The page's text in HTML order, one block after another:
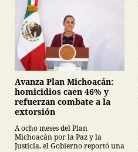
Avanza Plan Michoacán:
homicidios caen 46% y
refuerzan combate a la
extorsión
A ocho meses del Plan
Michoacán por la Paz y la
Justicia, el Gobierno reportó una